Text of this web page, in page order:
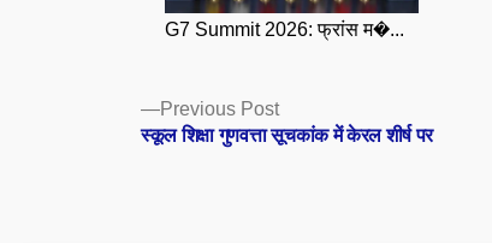
G7 Summit 2026: फ्रांस म�...
Posts
navigation
Previous PostPrevious
post:
स्कूल शिक्षा गुणवत्ता सूचकांक में केरल शीर्ष पर